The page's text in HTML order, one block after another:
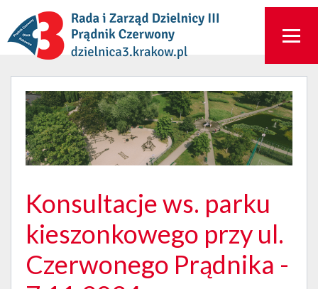
Konsultacje ws. parku
kieszonkowego przy ul.
Czerwonego Prądnika -